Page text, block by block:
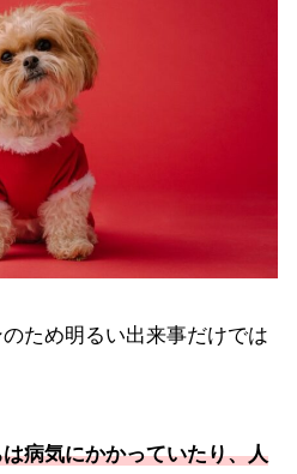
ため明るい出来事だけでは
病気にかかっていたり、人